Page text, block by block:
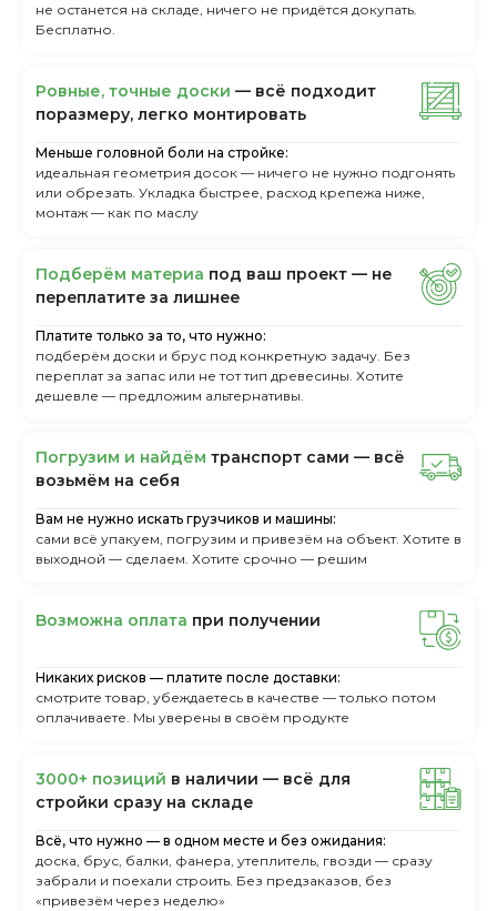
не останется на складе, ничего не придётся докупать.
Бесплатно.
Ровные, точные доски — всё подходит
поразмеру, легкo монтировать
Меньше головной боли на стройке:
идеальная геометрия досок — ничего не нужно подгонять
или обрезать. Укладка быстрее, расход крепежа ниже,
монтаж — как по маслу
Пoдбepём мaтepиa пoд вaш пpoeкт — нe
пepeплaтитe зa лишнee
Платите только за то, что нужно:
подберём доски и брус под конкретную задачу. Без
переплат за запас или не тот тип древесины. Хотите
дешевле — предложим альтернативы.
Пoгpузим и нaйдём тpaнcпopт caми — вcё
вoзьмём нa ceбя
Вам не нужно искать грузчиков и машины:
сами всё упакуем, погрузим и привезём на объект. Хотите в
выходной — сделаем. Хотите срочно — решим
Boзмoжнa oплaтa пpи пoлучeнии
Никаких рисков — платите после доставки:
смотрите товар, убеждаетесь в качестве — только потом
оплачиваете. Мы уверены в своём продукте
3000+ пoзиций в нaличии — вcё для
cтpoйки cpaзу нa cклaдe
Всё, что нужно — в одном месте и без ожидания:
доска, брус, балки, фанера, утеплитель, гвозди — сразу
забрали и поехали строить. Без предзаказов, без
«привезём через неделю»